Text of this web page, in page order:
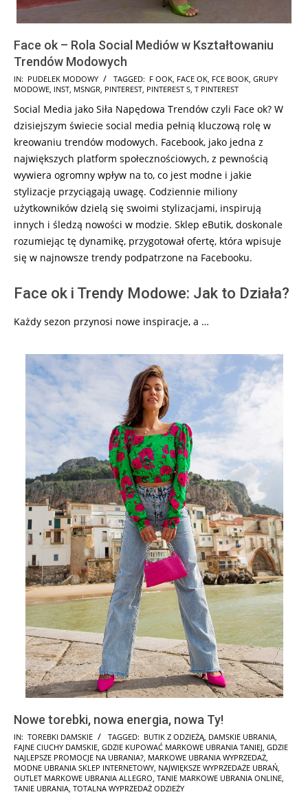
Face ok – Rola Social Mediów w Kształtowaniu
Trendów Modowych
2026-
02-
19
IN: PUDELEK MODOWY TAGGED: F OOK, FACE OK, FCE BOOK, GRUPY
MODOWE, INST, MSNGR, PINTEREST, PINTEREST S, T PINTEREST
Social Media jako Siła Napędowa Trendów czyli Face ok? W
dzisiejszym świecie social media pełnią kluczową rolę w
kreowaniu trendów modowych. Facebook, jako jedna z
największych platform społecznościowych, z pewnością
wywiera ogromny wpływ na to, co jest modne i jakie
stylizacje przyciągają uwagę. Codziennie miliony
użytkowników dzielą się swoimi stylizacjami, inspirują
innych i śledzą nowości w modzie. Sklep eButik, doskonale
rozumiejąc tę dynamikę, przygotował ofertę, która wpisuje
się w najnowsze trendy podpatrzone na Facebooku.
Face ok i Trendy Modowe: Jak to Działa?
Każdy sezon przynosi nowe inspiracje, a …
Nowe torebki, nowa energia, nowa Ty!
2026-
02-
19
IN: TOREBKI DAMSKIE TAGGED: BUTIK Z ODZIEŻĄ, DAMSKIE UBRANIA,
FAJNE CIUCHY DAMSKIE, GDZIE KUPOWAĆ MARKOWE UBRANIA TANIEJ, GDZIE
NAJLEPSZE PROMOCJE NA UBRANIA?, MARKOWE UBRANIA WYPRZEDAŻ,
MODNE UBRANIA SKLEP INTERNETOWY, NAJWIĘKSZE WYPRZEDAŻE UBRAŃ,
OUTLET MARKOWE UBRANIA ALLEGRO, TANIE MARKOWE UBRANIA ONLINE,
TANIE UBRANIA, TOTALNA WYPRZEDAŻ ODZIEŻY